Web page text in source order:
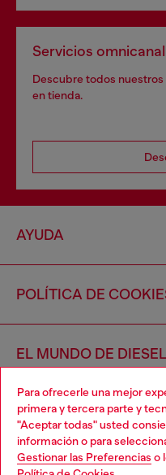
Para ofrecerle una mejor
primera y tercera parte y
"Aceptar todas" usted
información o para
Gestionar las Preferencias o
Servicios omnicanal
Descubre todos
en tienda.
AYUDA
POLÍTICA DE
EL MUNDO DE DIESEL
CORPORACIÓN